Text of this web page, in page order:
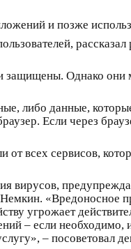
и позже
Однако они
либо данные,
Если через
всех сервисов,
вирусов,
«Вредоносное
угрожает
– если необходимо,
– посоветовал